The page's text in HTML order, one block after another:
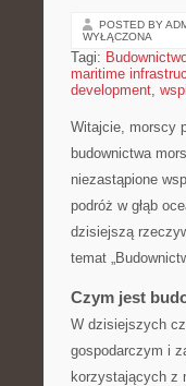
POSTED BY
WYŁĄCZONA
Tagi:
maritime
development,
Witajcie, morscy
budownictwa
niezastąpione
podróż w głąb
dzisiejszą
temat
Czym jest
W dzisiejszych
gospodarczym i
korzystających z